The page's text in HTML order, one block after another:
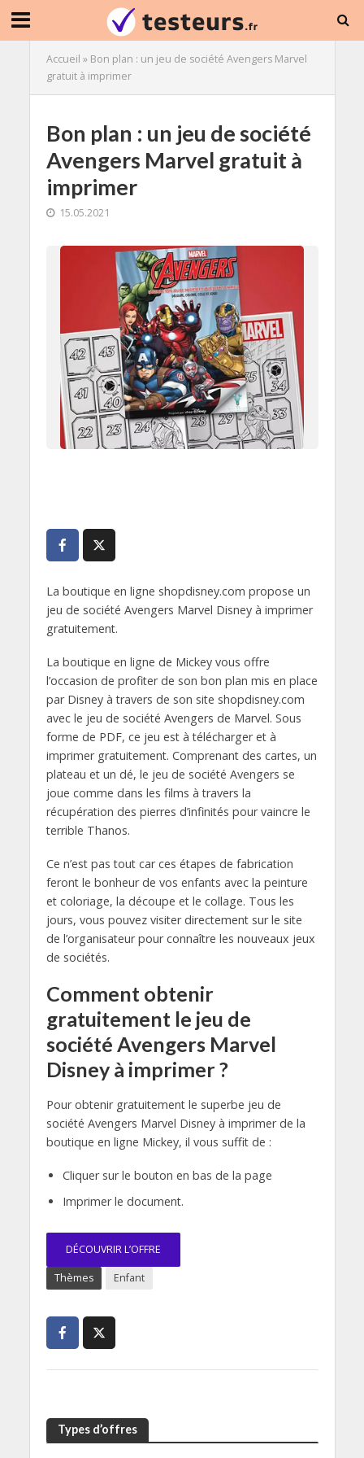
Accueil » Bon plan : un jeu de société Avengers Marvel
gratuit à imprimer
Bon plan : un jeu de société
Avengers Marvel gratuit à
imprimer
15.05.2021
La boutique en ligne shopdisney.com propose un
jeu de société Avengers Marvel Disney à imprimer
gratuitement.
La boutique en ligne de Mickey vous offre
l’occasion de profiter de son bon plan mis en place
par Disney à travers de son site shopdisney.com
avec le jeu de société Avengers de Marvel. Sous
forme de PDF, ce jeu est à télécharger et à
imprimer gratuitement. Comprenant des cartes, un
plateau et un dé, le jeu de société Avengers se
joue comme dans les films à travers la
récupération des pierres d’infinités pour vaincre le
terrible Thanos.
Ce n’est pas tout car ces étapes de fabrication
feront le bonheur de vos enfants avec la peinture
et coloriage, la découpe et le collage. Tous les
jours, vous pouvez visiter directement sur le site
de l’organisateur pour connaître les nouveaux jeux
de sociétés.
Comment obtenir
gratuitement le jeu de
société Avengers Marvel
Disney à imprimer ?
Pour obtenir gratuitement le superbe jeu de
société Avengers Marvel Disney à imprimer de la
boutique en ligne Mickey, il vous suffit de :
Cliquer sur le bouton en bas de la page
Imprimer le document.
DÉCOUVRIR L’OFFRE
Thèmes Enfant
Types d’offres